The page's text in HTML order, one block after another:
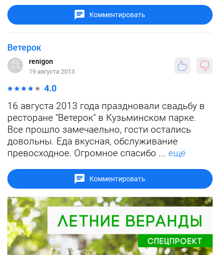
Комментировать
Ветерок
renigon
19 августа 2013
4.0
16 августа 2013 года праздновали свадьбу в
ресторане "Ветерок" в Кузьминском парке.
Все прошло замечаельно, гости остались
довольны. Еда вкусная, обслуживание
превосходное. Огромное спасибо ... ещё
Комментировать